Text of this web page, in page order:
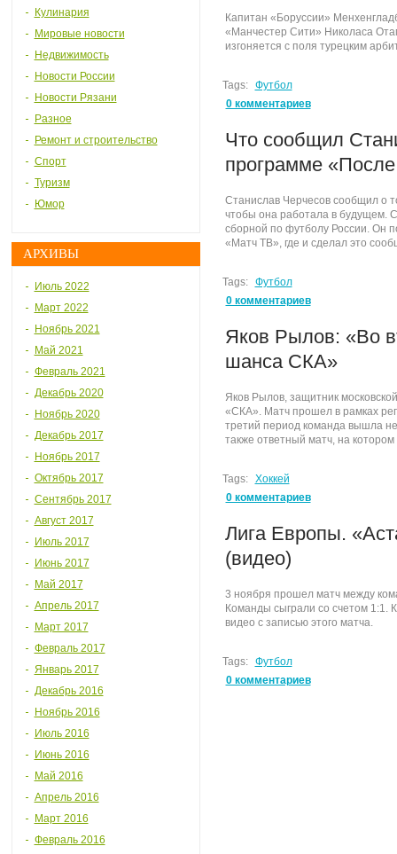
Кулинария
Мировые новости
Недвижимость
Новости России
Новости Рязани
Разное
Ремонт и строительство
Спорт
Туризм
Юмор
АРХИВЫ
Июль 2022
Март 2022
Ноябрь 2021
Май 2021
Февраль 2021
Декабрь 2020
Ноябрь 2020
Декабрь 2017
Ноябрь 2017
Октябрь 2017
Сентябрь 2017
Август 2017
Июль 2017
Июнь 2017
Май 2017
Апрель 2017
Март 2017
Февраль 2017
Январь 2017
Декабрь 2016
Ноябрь 2016
Июль 2016
Июнь 2016
Май 2016
Апрель 2016
Март 2016
Февраль 2016
Капитан «Боруссии»
«Манчестер Сити» Николаса
изгоняется с поля турецким
Tags: Футбол
0 комментариев
Что сообщил
программе
Станислав Черчесов сообщил о
чтобы она работала в будущем.
сборной по футболу России. Он
«Матч ТВ», где и сделал это
Tags: Футбол
0 комментариев
Яков Рылов: «Во
шанса СКА»
Яков Рылов, защитник
«СКА». Матч прошел в рамках
третий период команда вышла
также ответный матч, на
Tags: Хоккей
0 комментариев
Лига Европы.
(видео)
3 ноября прошел матч между
Команды сыграли со счетом 1:1.
видео с записью этого матча.
Tags: Футбол
0 комментариев